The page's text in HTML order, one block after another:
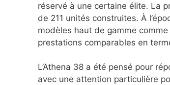
réservé à une certaine élite. La
de 211 unités construites. À
modèles haut de gamme comme
prestations comparables en
L’Athena 38 a été pensé pour
avec une attention particulière